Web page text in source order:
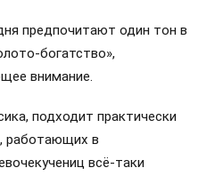
предпочитают один тон в
богатство»,
внимание.
подходит практически
работающих в
всё-таки